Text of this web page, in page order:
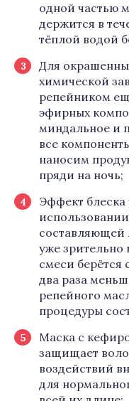
одной частью
держится в
тёплой водой
Для
химической
репейником
эфирных
миндальное и
все
наносим
пряди на ночь;
Эффект блеска
составляющей
уже зрительно
смеси берётся
два раза
репейного
процедуры
Маска с
защищает
воздействий
для